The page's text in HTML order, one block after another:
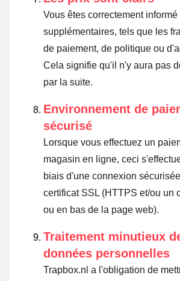
Vous êtes correctement
supplémentaires, tels que les
de paiement, de politique ou
Cela signifie qu'il n'y aura pas
par la suite.
Environnement de
sécurisé
Lorsque vous effectuez un
magasin en ligne, ceci
biais d'une connexion
certificat SSL (HTTPS et/ou un
ou en bas de la page web).
Traitement minutieux
données personnelles
Trapbox.nl a l'obligation de